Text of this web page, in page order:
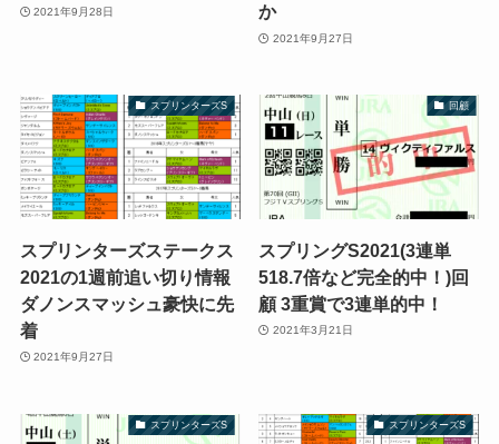
2021年9月28日
か
2021年9月27日
スプリンターズS
スプリンターズステークス
2021の1週前追い切り情報
ダノンスマッシュ豪快に先
着
2021年9月27日
回顧
スプリングS2021(3連単
518.7倍など完全的中！)回
顧 3重賞で3連単的中！
2021年3月21日
スプリンターズS スプリンターズS